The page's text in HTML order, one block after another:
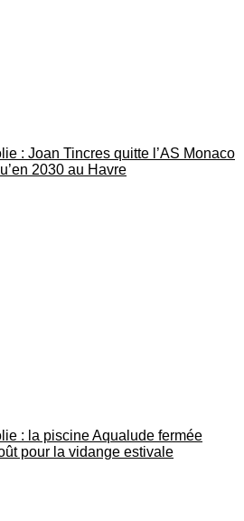
: Joan Tincres quitte l’AS Monaco
2030 au Havre
: la piscine Aqualude fermée
pour la vidange estivale